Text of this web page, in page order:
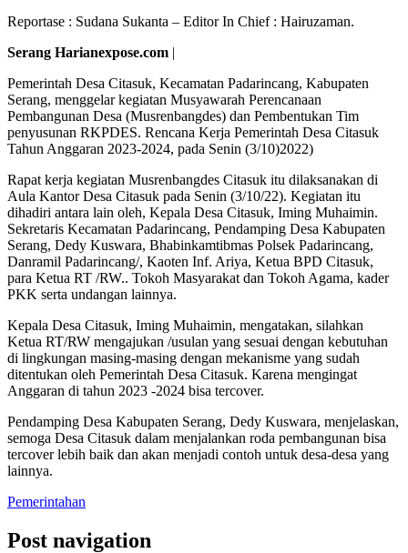
Reportase : Sudana Sukanta – Editor In Chief : Hairuzaman.
Serang Harianexpose.com |
Pemerintah Desa Citasuk, Kecamatan Padarincang, Kabupaten
Serang, menggelar kegiatan Musyawarah Perencanaan
Pembangunan Desa (Musrenbangdes) dan Pembentukan Tim
penyusunan RKPDES. Rencana Kerja Pemerintah Desa Citasuk
Tahun Anggaran 2023-2024, pada Senin (3/10)2022)
Rapat kerja kegiatan Musrenbangdes Citasuk itu dilaksanakan di
Aula Kantor Desa Citasuk pada Senin (3/10/22). Kegiatan itu
dihadiri antara lain oleh, Kepala Desa Citasuk, Iming Muhaimin.
Sekretaris Kecamatan Padarincang, Pendamping Desa Kabupaten
Serang, Dedy Kuswara, Bhabinkamtibmas Polsek Padarincang,
Danramil Padarincang/, Kaoten Inf. Ariya, Ketua BPD Citasuk,
para Ketua RT /RW.. Tokoh Masyarakat dan Tokoh Agama, kader
PKK serta undangan lainnya.
Kepala Desa Citasuk, Iming Muhaimin, mengatakan, silahkan
Ketua RT/RW mengajukan /usulan yang sesuai dengan kebutuhan
di lingkungan masing-masing dengan mekanisme yang sudah
ditentukan oleh Pemerintah Desa Citasuk. Karena mengingat
Anggaran di tahun 2023 -2024 bisa tercover.
Pendamping Desa Kabupaten Serang, Dedy Kuswara, menjelaskan,
semoga Desa Citasuk dalam menjalankan roda pembangunan bisa
tercover lebih baik dan akan menjadi contoh untuk desa-desa yang
lainnya.
Pemerintahan
Post navigation